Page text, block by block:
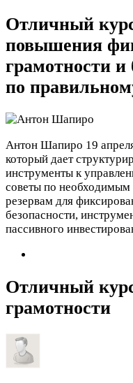
Отличный
повышения
грамотности и
по
Антон Шапиро 19
который дает
инструменты к
советы по
резервам для
безопасности,
пассивного
Отличный
грамотности